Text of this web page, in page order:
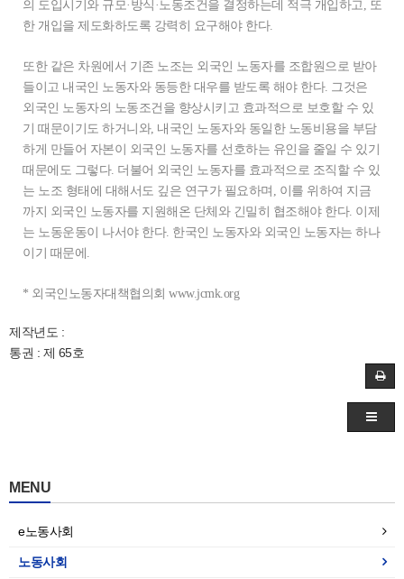
의 도입시기와 규모·방식·노동조건을 결정하는데 적극 개입하고, 또
한 개입을 제도화하도록 강력히 요구해야 한다.
또한 같은 차원에서 기존 노조는 외국인 노동자를 조합원으로 받아
들이고 내국인 노동자와 동등한 대우를 받도록 해야 한다. 그것은
외국인 노동자의 노동조건을 향상시키고 효과적으로 보호할 수 있
기 때문이기도 하거니와, 내국인 노동자와 동일한 노동비용을 부담
하게 만들어 자본이 외국인 노동자를 선호하는 유인을 줄일 수 있기
때문에도 그렇다. 더불어 외국인 노동자를 효과적으로 조직할 수 있
는 노조 형태에 대해서도 깊은 연구가 필요하며, 이를 위하여 지금
까지 외국인 노동자를 지원해온 단체와 긴밀히 협조해야 한다. 이제
는 노동운동이 나서야 한다. 한국인 노동자와 외국인 노동자는 하나
이기 때문에.
* 외국인노동자대책협의회 www.jcmk.org
제작년도 :
통권 : 제 65호
MENU
e노동사회
노동사회